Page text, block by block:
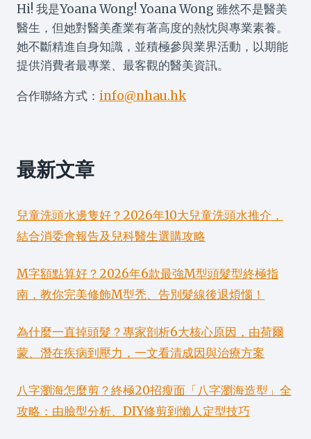
Hi! 我是Yoana Wong! Yoana Wong 雖然不是醫美
醫生，但她對醫美產業有著高度的熱忱與專業素養。
她不斷精進自身知識，並積極參與業界活動，以期能
提供消費者最專業、最客觀的醫美資訊。
合作聯絡方式： info@nhau.hk
最新文章
兒童洗頭水邊隻好？2026年10大兒童洗頭水推介，
結合消委會報告及兒科醫生選購攻略
M字額點算好？2026年6款最強M型頭髮型終極指
南，教你完美修飾M型禿、告別髮線後退煩惱！
為什麼一直掉頭髮？專家剖析6大核心原因，由荷爾
蒙、潛在疾病到壓力，一文看清成因與治療方案
八字瀏海怎麼剪？終極20招瘦面「八字瀏海造型」全
攻略：由臉型分析、DIY修剪到懶人定型技巧